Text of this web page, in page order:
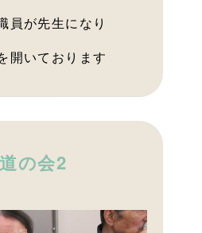
員が先生になり
開いております
の会2